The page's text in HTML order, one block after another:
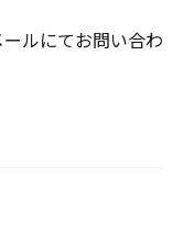
ルにてお問い合わ